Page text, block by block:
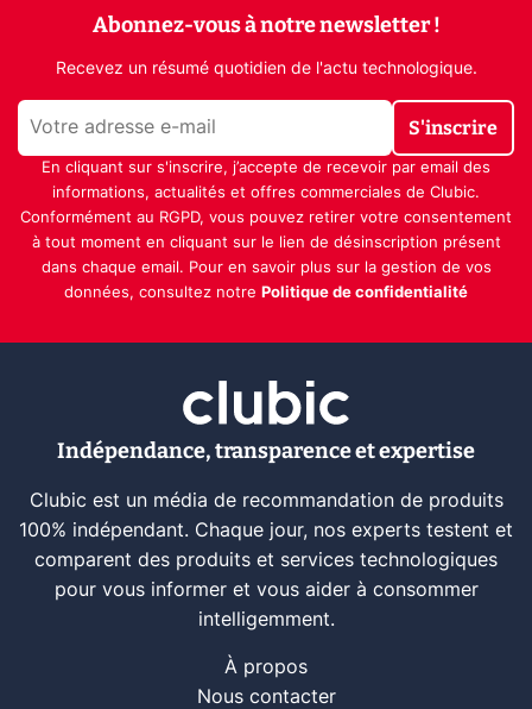
Abonnez-vous à notre newsletter !
Recevez un résumé quotidien de l'actu technologique.
S'inscrire
En cliquant sur s'inscrire, j’accepte de recevoir par email des
informations, actualités et offres commerciales de Clubic.
Conformément au RGPD, vous pouvez retirer votre consentement
à tout moment en cliquant sur le lien de désinscription présent
dans chaque email. Pour en savoir plus sur la gestion de vos
données, consultez notre Politique de confidentialité
Indépendance, transparence et expertise
Clubic est un média de recommandation de produits
100% indépendant. Chaque jour, nos experts testent et
comparent des produits et services technologiques
pour vous informer et vous aider à consommer
intelligemment.
À propos
Nous contacter